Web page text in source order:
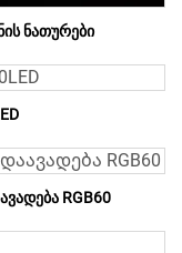
ნათურები
RGB60